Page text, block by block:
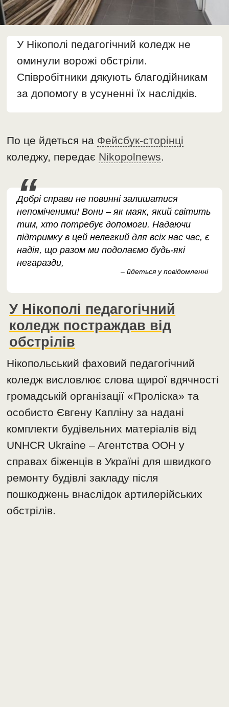
У Нікополі педагогічний коледж не
оминули ворожі обстріли.
Співробітники дякують благодійникам
за допомогу в усуненні їх наслідків.
По це йдеться на Фейсбук-сторінці
коледжу, передає Nikopolnews.
Добрі справи не повинні залишатися
непоміченими! Вони – як маяк, який світить
тим, хто потребує допомоги. Надаючи
підтримку в цей нелегкий для всіх нас час, є
надія, що разом ми подолаємо будь-які
негаразди,
– йдеться у повідомленні
У Нікополі педагогічний
коледж постраждав від
обстрілів
Нікопольський фаховий педагогічний
коледж висловлює слова щирої вдячності
громадській організації «Проліска» та
особисто Євгену Капліну за надані
комплекти будівельних матеріалів від
UNHCR Ukraine – Aгентства ООН у
справах біженців в Україні для швидкого
ремонту будівлі закладу після
пошкоджень внаслідок артилерійських
обстрілів.